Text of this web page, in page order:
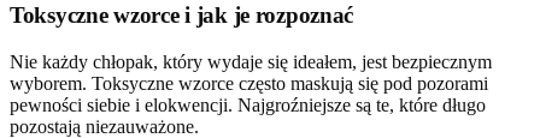
Toksyczne wzorce i jak je rozpoznać
Nie każdy chłopak, który wydaje się ideałem, jest bezpiecznym
wyborem. Toksyczne wzorce często maskują się pod pozorami
pewności siebie i elokwencji. Najgroźniejsze są te, które długo
pozostają niezauważone.